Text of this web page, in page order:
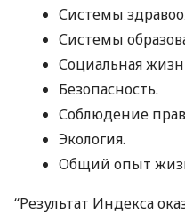
Системы
Системы
Социальная
Безопасность.
Соблюдение
Экология.
Общий опыт
“Результат Индекса